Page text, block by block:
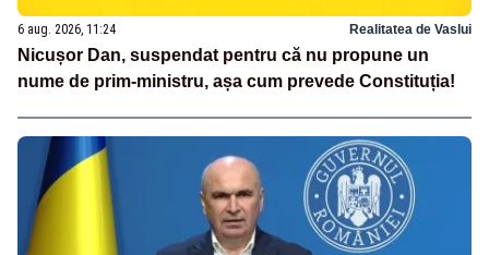
6 aug. 2026, 11:24 Realitatea de Vaslui
Nicușor Dan, suspendat pentru că nu propune un
nume de prim-ministru, așa cum prevede Constituția!